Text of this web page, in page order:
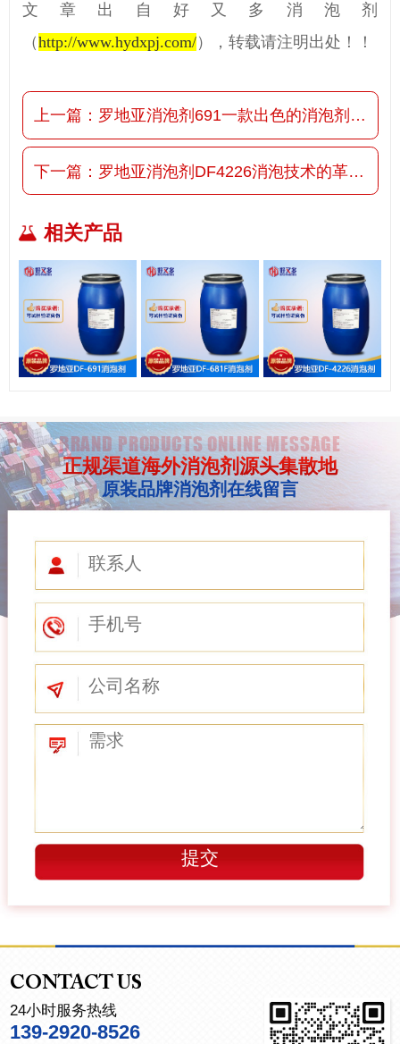
文章出自好又多消泡剂
（http://www.hydxpj.com/） ，转载请注明出处！！
上一篇： 罗地亚消泡剂691一款出色的消泡剂产品
下一篇： 罗地亚消泡剂DF4226消泡技术的革新杰作
相关产品
BRAND PRODUCTS ONLINE MESSAGE
正规渠道海外消泡剂源头集散地
原装品牌消泡剂在线留言
CONTACT US
24小时服务热线
139-2920-8526